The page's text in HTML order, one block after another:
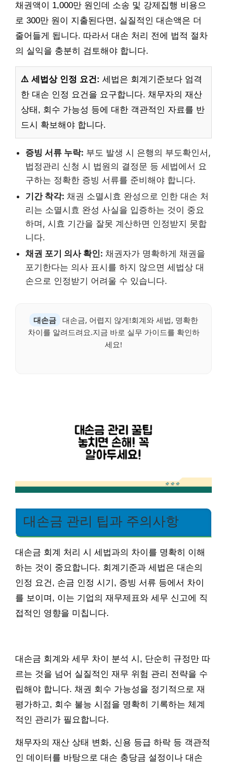
채권액이 1,000만 원인데 소송 및 강제집행 비용으
로 300만 원이 지출된다면, 실질적인 대손액은 더
줄어들게 됩니다. 따라서 대손 처리 전에 법적 절차
의 실익을 충분히 검토해야 합니다.
⚠️ 세법상 인정 요건: 세법은 회계기준보다 엄격
한 대손 인정 요건을 요구합니다. 채무자의 재산
상태, 회수 가능성 등에 대한 객관적인 자료를 반
드시 확보해야 합니다.
증빙 서류 누락: 부도 발생 시 은행의 부도확인서,
법정관리 신청 시 법원의 결정문 등 세법에서 요
구하는 정확한 증빙 서류를 준비해야 합니다.
기간 착각: 채권 소멸시효 완성으로 인한 대손 처
리는 소멸시효 완성 사실을 입증하는 것이 중요
하며, 시효 기간을 잘못 계산하면 인정받지 못합
니다.
채권 포기 의사 확인: 채권자가 명확하게 채권을
포기한다는 의사 표시를 하지 않으면 세법상 대
손으로 인정받기 어려울 수 있습니다.
대손금
대손금, 어렵지 않게!회계와 세법, 명확한
차이를 알려드려요.지금 바로 실무 가이드를 확인하
세요!
대손금 관리 팁과 주의사항
대손금 회계 처리 시 세법과의 차이를 명확히 이해
하는 것이 중요합니다. 회계기준과 세법은 대손의
인정 요건, 손금 인정 시기, 증빙 서류 등에서 차이
를 보이며, 이는 기업의 재무제표와 세무 신고에 직
접적인 영향을 미칩니다.
대손금 회계와 세무 차이 분석 시, 단순히 규정만 따
르는 것을 넘어 실질적인 재무 위험 관리 전략을 수
립해야 합니다. 채권 회수 가능성을 정기적으로 재
평가하고, 회수 불능 시점을 명확히 기록하는 체계
적인 관리가 필요합니다.
채무자의 재산 상태 변화, 신용 등급 하락 등 객관적
인 데이터를 바탕으로 대손 충당금 설정이나 대손